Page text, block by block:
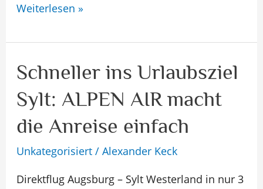
Weiterlesen »
Schneller ins Urlaubsziel
Sylt: ALPEN AIR macht
die Anreise einfach
Unkategorisiert/ Alexander Keck
Direktflug Augsburg – Sylt Westerland in nur 3
Schneller
Urlaubsziel
Sylt:
ALPEN